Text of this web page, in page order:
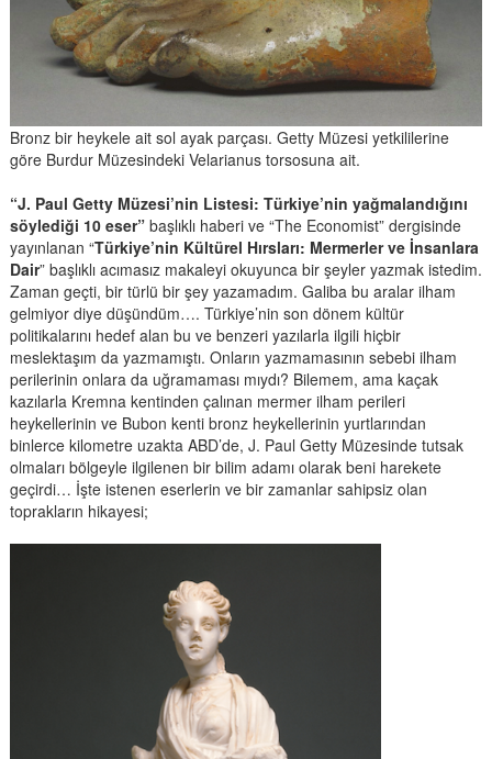
Bronz bir heykele ait sol ayak parçası. Getty Müzesi yetkililerine
göre Burdur Müzesindeki Velarianus torsosuna ait.
“J. Paul Getty Müzesi’nin Listesi: Türkiye’nin yağmalandığını
söylediği 10 eser”başlıklı haberi ve “The Economist” dergisinde
yayınlanan “Türkiye’nin Kültürel Hırsları: Mermerler ve İnsanlara
Dair” başlıklı acımasız makaleyi okuyunca bir şeyler yazmak istedim.
Zaman geçti, bir türlü bir şey yazamadım. Galiba bu aralar ilham
gelmiyor diye düşündüm…. Türkiye’nin son dönem kültür
politikalarını hedef alan bu ve benzeri yazılarla ilgili hiçbir
meslektaşım da yazmamıştı. Onların yazmamasının sebebi ilham
perilerinin onlara da uğramaması mıydı? Bilemem, ama kaçak
kazılarla Kremna kentinden çalınan mermer ilham perileri
heykellerinin ve Bubon kenti bronz heykellerinin yurtlarından
binlerce kilometre uzakta ABD’de, J. Paul Getty Müzesinde tutsak
olmaları bölgeyle ilgilenen bir bilim adamı olarak beni harekete
geçirdi… İşte istenen eserlerin ve bir zamanlar sahipsiz olan
toprakların hikayesi;